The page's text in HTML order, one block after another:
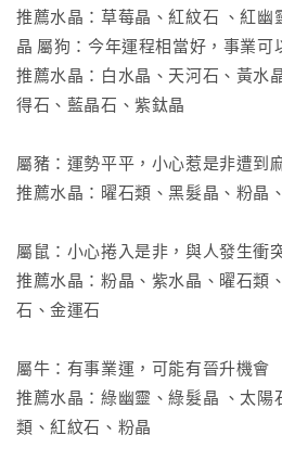
推薦水晶：草莓晶、紅紋石 、紅幽
晶 屬狗：今年運程相當好，事業可
推薦水晶：白水晶、天河石、黃水
得石、藍晶石、紫鈦晶
屬豬：運勢平平，小心惹是非遭到
推薦水晶：曜石類、黑髮晶、粉晶
屬鼠：小心捲入是非，與人發生衝
推薦水晶：粉晶、紫水晶、曜石類
石、金運石
屬牛：有事業運，可能有晉升機會
推薦水晶：綠幽靈、綠髮晶 、太陽
類、紅紋石、粉晶